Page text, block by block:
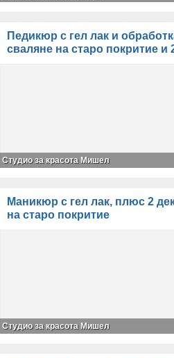
Педикюр с гел лак и
сваляне на старо покритие и
Студио за красота Мишел
Маникюр с гел лак, плюс 2
на старо покритие
Студио за красота Мишел